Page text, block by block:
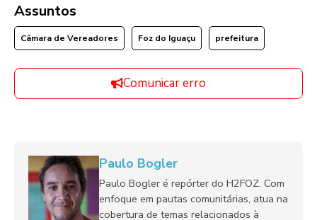
Assuntos
Câmara de Vereadores Foz do Iguaçu prefeitura
Comunicar erro
Paulo Bogler
Paulo Bogler é repórter do H2FOZ. Com
enfoque em pautas comunitárias, atua na
cobertura de temas relacionados à